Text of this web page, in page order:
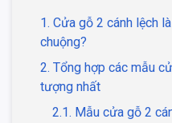
1. Cửa gỗ 2 cánh lệch
chuộng?
2. Tổng hợp các mẫu
tượng nhất
2.1. Mẫu cửa gỗ 2